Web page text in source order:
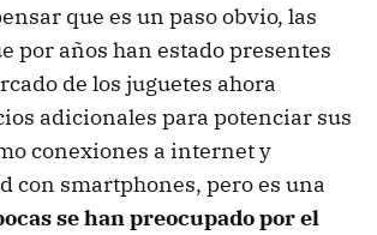
que es un paso obvio, las
por años han estado presentes
de los juguetes ahora
adicionales para potenciar sus
conexiones a internet y
con smartphones, pero es una
se han preocupado por el